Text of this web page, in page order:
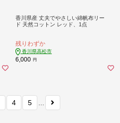
香川県産 丈夫でやさしい綿帆布リー
ド 天然コットン レッド、1点
残りわずか
香川県高松市
6,000 円
4 5